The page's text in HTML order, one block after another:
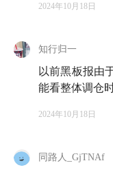
2024年10月18日
知行归一
以前黑板报由
能看整体调仓
2024年10月18日
同路人_GjTNAf